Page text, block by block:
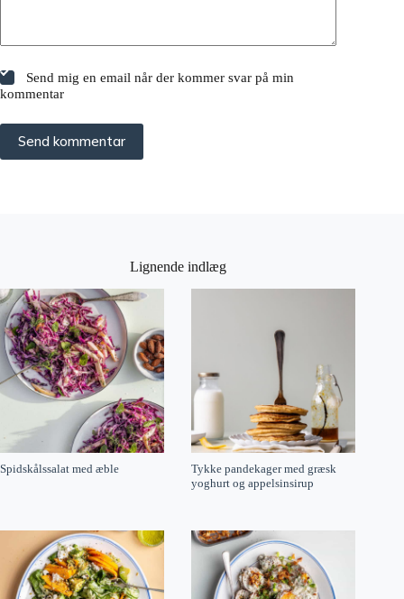
Send mig en email når der kommer svar på min
kommentar
Send kommentar
Lignende indlæg
Spidskålssalat med æble
Tykke pandekager med græsk
yoghurt og appelsinsirup